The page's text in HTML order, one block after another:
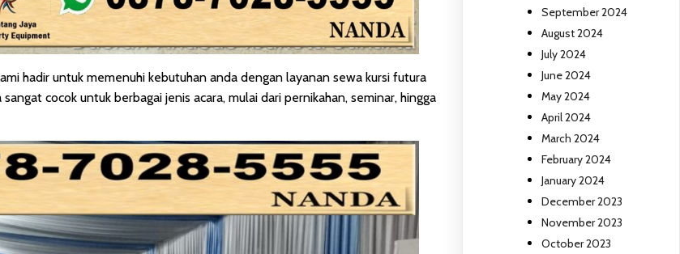
hadir untuk memenuhi kebutuhan anda dengan layanan sewa kursi futura
cocok untuk berbagai jenis acara, mulai dari pernikahan, seminar, hingga
September 2024
August 2024
July 2024
June 2024
May 2024
April 2024
March 2024
February 2024
January 2024
December 2023
November 2023
October 2023